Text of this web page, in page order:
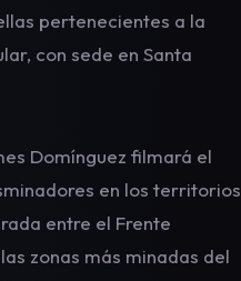
pertenecientes a la
con sede en Santa
Domínguez filmará el
en los territorios
entre el Frente
zonas más minadas del